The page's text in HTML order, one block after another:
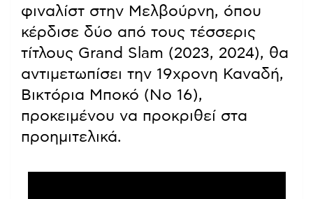
φιναλίστ στην Μελβούρνη, όπου
κέρδισε δύο από τους τέσσερις
τίτλους Grand Slam (2023, 2024), θα
αντιμετωπίσει την 19χρονη Καναδή,
Βικτόρια Μποκό (Νο 16),
προκειμένου να προκριθεί στα
προημιτελικά.